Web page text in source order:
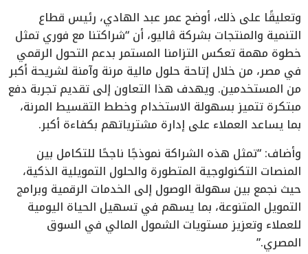
وتعليقًا على ذلك، أوضح عمر عبد الهادي، رئيس قطاع
التنمية والمنتجات بشركة ڤاليو، أن “شراكتنا مع فوري تمثل
خطوة مهمة تعكس التزامنا المستمر بدعم التحول الرقمي
في مصر، من خلال إتاحة حلول مالية مرنة وآمنة لشريحة أكبر
من المستخدمين. ويهدف هذا التعاون إلى تقديم تجربة دفع
مبتكرة تتميز بسهولة الاستخدام وخطط التقسيط المرنة،
بما يساعد العملاء على إدارة مشترياتهم بكفاءة أكبر.
وأضاف: “تمثل هذه الشراكة نموذجًا ناجحًا للتكامل بين
المنصات التكنولوجية المتطورة والحلول التمويلية الذكية،
حيث نجمع بين سهولة الوصول إلى الخدمات الرقمية وبرامج
التمويل المتنوعة، بما يسهم في تسهيل الحياة اليومية
للعملاء وتعزيز مستويات الشمول المالي في السوق
المصري.”